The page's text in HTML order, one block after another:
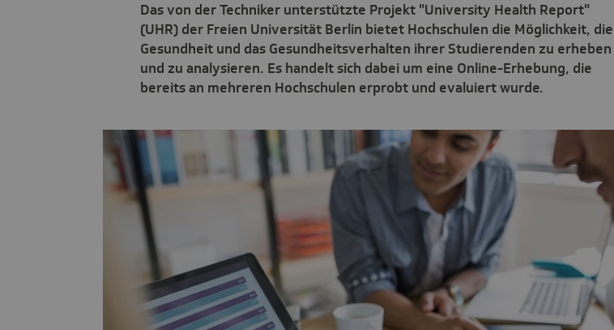
Das von der Techniker unterstützte Projekt "University Health Report"
(UHR) der Freien Universität Berlin bietet Hochschulen die Möglichkeit, die
Gesundheit und das Gesundheitsverhalten ihrer Studierenden zu erheben
und zu analysieren. Es handelt sich dabei um eine Online-Erhebung, die
bereits an mehreren Hochschulen erprobt und evaluiert wurde.